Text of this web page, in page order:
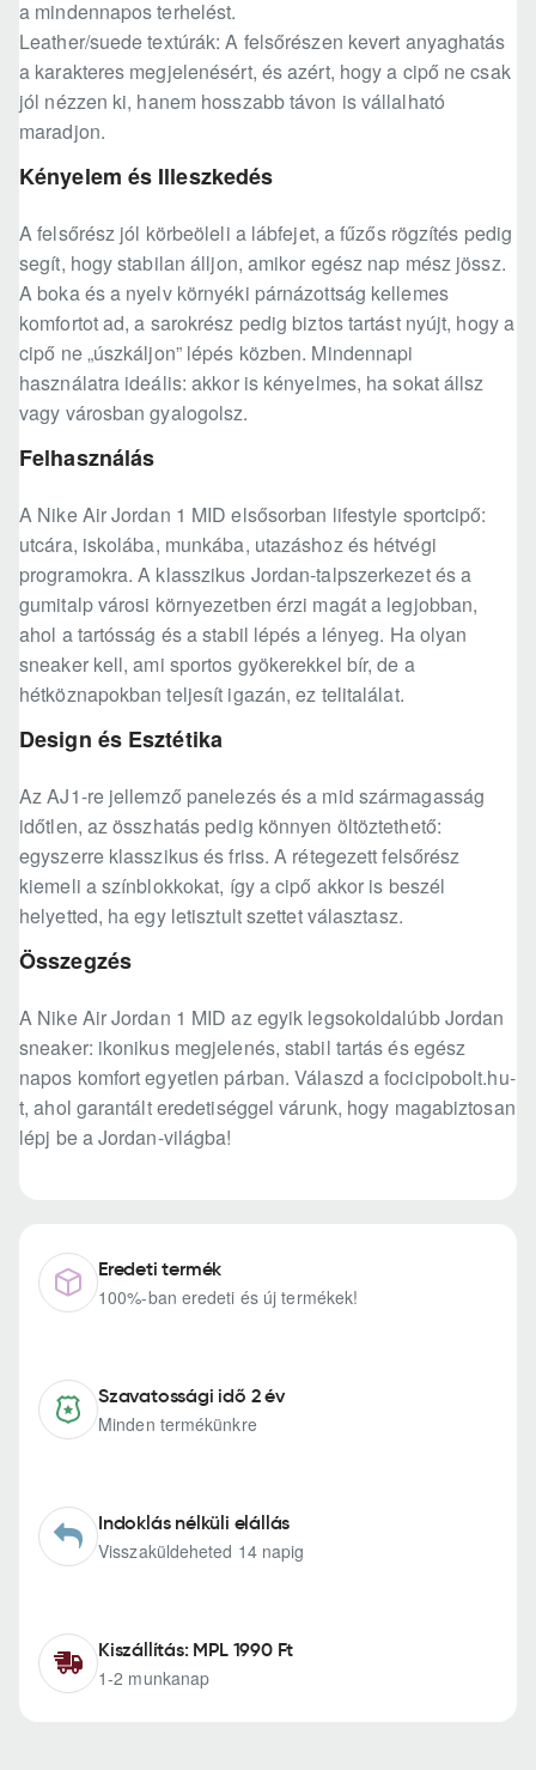
a mindennapos terhelést.
Leather/suede textúrák: A felsőrészen kevert anyaghatás
a karakteres megjelenésért, és azért, hogy a cipő ne csak
jól nézzen ki, hanem hosszabb távon is vállalható
maradjon.
Kényelem és Illeszkedés
A felsőrész jól körbeöleli a lábfejet, a fűzős rögzítés pedig
segít, hogy stabilan álljon, amikor egész nap mész jössz.
A boka és a nyelv környéki párnázottság kellemes
komfortot ad, a sarokrész pedig biztos tartást nyújt, hogy a
cipő ne „úszkáljon” lépés közben. Mindennapi
használatra ideális: akkor is kényelmes, ha sokat állsz
vagy városban gyalogolsz.
Felhasználás
A Nike Air Jordan 1 MID elsősorban lifestyle sportcipő:
utcára, iskolába, munkába, utazáshoz és hétvégi
programokra. A klasszikus Jordan-talpszerkezet és a
gumitalp városi környezetben érzi magát a legjobban,
ahol a tartósság és a stabil lépés a lényeg. Ha olyan
sneaker kell, ami sportos gyökerekkel bír, de a
hétköznapokban teljesít igazán, ez telitalálat.
Design és Esztétika
Az AJ1-re jellemző panelezés és a mid szármagasság
időtlen, az összhatás pedig könnyen öltöztethető:
egyszerre klasszikus és friss. A rétegezett felsőrész
kiemeli a színblokkokat, így a cipő akkor is beszél
helyetted, ha egy letisztult szettet választasz.
Összegzés
A Nike Air Jordan 1 MID az egyik legsokoldalúbb Jordan
sneaker: ikonikus megjelenés, stabil tartás és egész
napos komfort egyetlen párban. Válaszd a focicipobolt.hu-
t, ahol garantált eredetiséggel várunk, hogy magabiztosan
lépj be a Jordan-világba!
Eredeti termék
100%-ban eredeti és új termékek!
Szavatossági idő 2 év
Minden termékünkre
Indoklás nélküli elállás
Visszaküldeheted 14 napig
Kiszállítás: MPL 1990 Ft
1-2 munkanap